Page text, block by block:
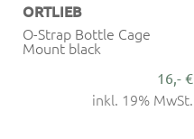
ORTLIEB
O-Strap Bottle Cage
Mount black
16,- €
inkl. 19% MwSt.